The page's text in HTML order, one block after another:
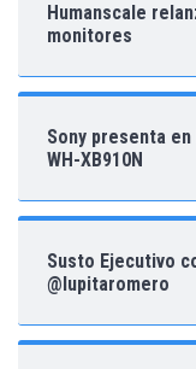
Humanscale
monitores
Sony presenta
WH-XB910N
Susto Ejecutivo
@lupitaromero